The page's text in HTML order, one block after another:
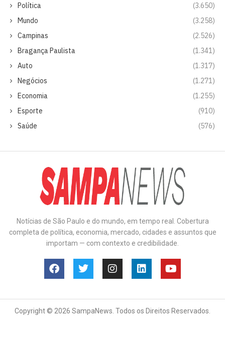
Política
(3.650)
Mundo
(3.258)
Campinas
(2.526)
Bragança Paulista
(1.341)
Auto
(1.317)
Negócios
(1.271)
Economia
(1.255)
Esporte
(910)
Saúde
(576)
Notícias de São Paulo e do mundo, em tempo real. Cobertura
completa de política, economia, mercado, cidades e assuntos que
importam — com contexto e credibilidade.
Copyright © 2026 SampaNews. Todos os Direitos Reservados.